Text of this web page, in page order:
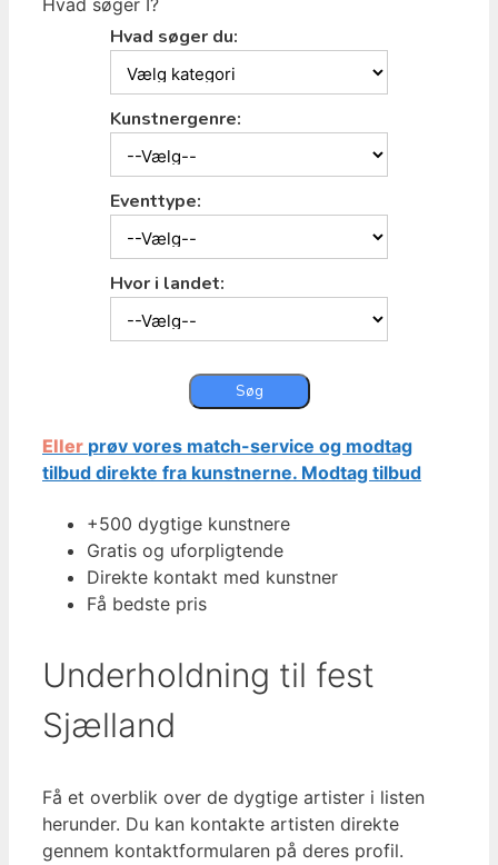
Hvad søger I?
Hvad søger du:
Kunstnergenre:
Eventtype:
Hvor i landet:
Eller prøv vores match-service og modtag
tilbud direkte fra kunstnerne. Modtag tilbud
+500 dygtige kunstnere
Gratis og uforpligtende
Direkte kontakt med kunstner
Få bedste pris
Underholdning til fest
Sjælland
Få et overblik over de dygtige artister i listen
herunder. Du kan kontakte artisten direkte
gennem kontaktformularen på deres profil.